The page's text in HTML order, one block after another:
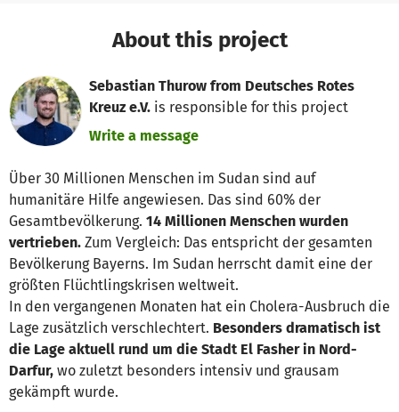
About this project
Sebastian Thurow from Deutsches Rotes
Kreuz e.V. is responsible for this project
Write a message
Über 30 Millionen Menschen im Sudan sind auf
humanitäre Hilfe angewiesen. Das sind 60% der
Gesamtbevölkerung. 14 Millionen Menschen wurden
vertrieben. Zum Vergleich: Das entspricht der gesamten
Bevölkerung Bayerns. Im Sudan herrscht damit eine der
größten Flüchtlingskrisen weltweit.
In den vergangenen Monaten hat ein Cholera-Ausbruch die
Lage zusätzlich verschlechtert. Besonders dramatisch ist
die Lage aktuell rund um die Stadt El Fasher in Nord-
Darfur, wo zuletzt besonders intensiv und grausam
gekämpft wurde.